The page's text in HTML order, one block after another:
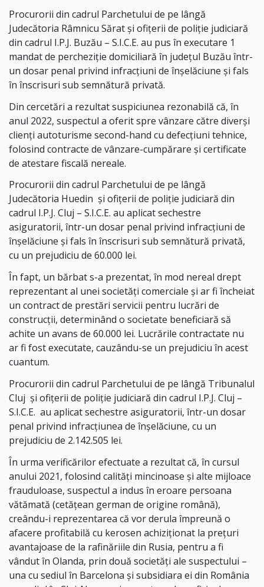
Procurorii din cadrul Parchetului de pe lângă
Judecătoria Râmnicu Sărat și ofițerii de poliție judiciară
din cadrul I.P.J. Buzău – S.I.C.E. au pus în executare 1
mandat de percheziție domiciliară în județul Buzău într-
un dosar penal privind infracțiuni de înșelăciune şi fals
în înscrisuri sub semnătură privată.
Din cercetări a rezultat suspiciunea rezonabilă că, în
anul 2022, suspectul a oferit spre vânzare către diverși
clienți autoturisme second-hand cu defecțiuni tehnice,
folosind contracte de vânzare-cumpărare și certificate
de atestare fiscală nereale.
Procurorii din cadrul Parchetului de pe lângă
Judecătoria Huedin și ofițerii de poliție judiciară din
cadrul I.P.J. Cluj – S.I.C.E. au aplicat sechestre
asiguratorii, într-un dosar penal privind infracțiuni de
înșelăciune şi fals în înscrisuri sub semnătură privată,
cu un prejudiciu de 60.000 lei.
În fapt, un bărbat s-a prezentat, în mod nereal drept
reprezentant al unei societăți comerciale și ar fi încheiat
un contract de prestări servicii pentru lucrări de
construcții, determinând o societate beneficiară să
achite un avans de 60.000 lei. Lucrările contractate nu
ar fi fost executate, cauzându-se un prejudiciu în acest
cuantum.
Procurorii din cadrul Parchetului de pe lângă Tribunalul
Cluj și ofițerii de poliție judiciară din cadrul I.P.J. Cluj –
S.I.C.E. au aplicat sechestre asiguratorii, într-un dosar
penal privind infracțiunea de înșelăciune, cu un
prejudiciu de 2.142.505 lei.
În urma verificărilor efectuate a rezultat că, în cursul
anului 2021, folosind calități mincinoase și alte mijloace
frauduloase, suspectul a indus în eroare persoana
vătămată (cetățean german de origine română),
creându-i reprezentarea că vor derula împreună o
afacere profitabilă cu kerosen achiziționat la prețuri
avantajoase de la rafinăriile din Rusia, pentru a fi
vândut în Olanda, prin două societăți ale suspectului –
una cu sediul în Barcelona și subsidiara ei din România